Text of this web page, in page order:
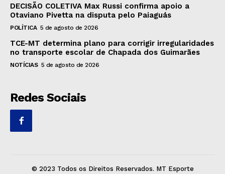
DECISÃO COLETIVA Max Russi confirma apoio a
Otaviano Pivetta na disputa pelo Paiaguás
POLÍTICA 5 de agosto de 2026
TCE-MT determina plano para corrigir irregularidades
no transporte escolar de Chapada dos Guimarães
NOTÍCIAS 5 de agosto de 2026
Redes Sociais
© 2023 Todos os Direitos Reservados. MT Esporte